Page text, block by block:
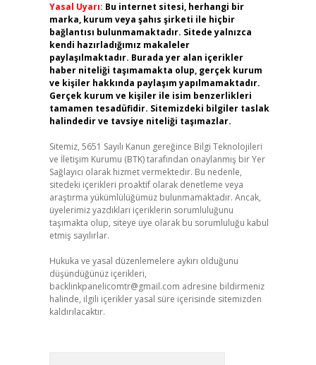
Yasal Uyarı: Bu internet sitesi, herhangi bir
marka, kurum veya şahıs şirketi ile hiçbir
bağlantısı bulunmamaktadır. Sitede yalnızca
kendi hazırladığımız makaleler
paylaşılmaktadır. Burada yer alan içerikler
haber niteliği taşımamakta olup, gerçek kurum
ve kişiler hakkında paylaşım yapılmamaktadır.
Gerçek kurum ve kişiler ile isim benzerlikleri
tamamen tesadüfidir. Sitemizdeki bilgiler taslak
halindedir ve tavsiye niteliği taşımazlar.
Sitemiz, 5651 Sayılı Kanun gereğince Bilgi Teknolojileri
ve İletişim Kurumu (BTK) tarafından onaylanmış bir Yer
Sağlayıcı olarak hizmet vermektedir. Bu nedenle,
sitedeki içerikleri proaktif olarak denetleme veya
araştırma yükümlülüğümüz bulunmamaktadır. Ancak,
üyelerimiz yazdıkları içeriklerin sorumluluğunu
taşımakta olup, siteye üye olarak bu sorumluluğu kabul
etmiş sayılırlar.
Hukuka ve yasal düzenlemelere aykırı olduğunu
düşündüğünüz içerikleri,
backlinkpanelicomtr@gmail.com adresine bildirmeniz
halinde, ilgili içerikler yasal süre içerisinde sitemizden
kaldırılacaktır.